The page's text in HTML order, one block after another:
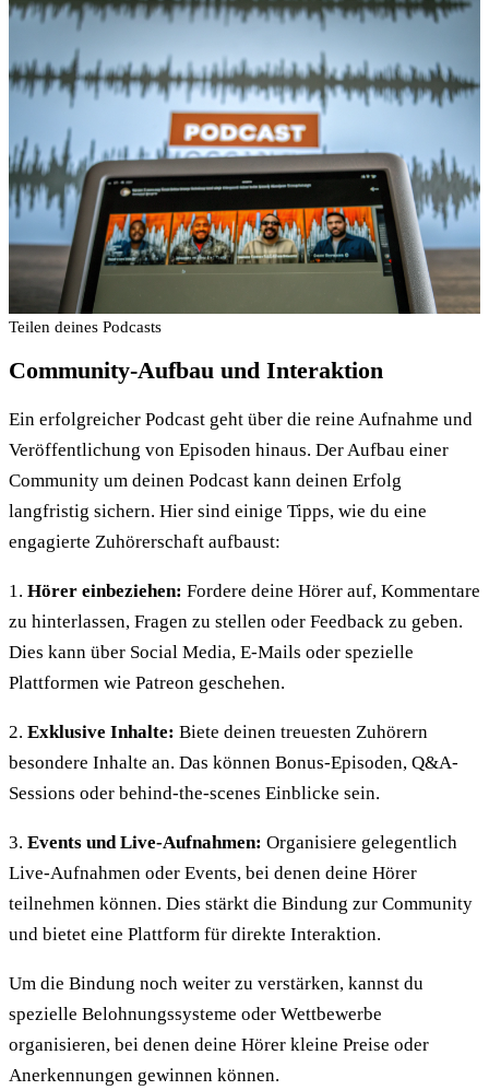
Teilen deines Podcasts
Community-Aufbau und Interaktion
Ein erfolgreicher Podcast geht über die reine Aufnahme und
Veröffentlichung von Episoden hinaus. Der Aufbau einer
Community um deinen Podcast kann deinen Erfolg
langfristig sichern. Hier sind einige Tipps, wie du eine
engagierte Zuhörerschaft aufbaust:
1. Hörer einbeziehen: Fordere deine Hörer auf, Kommentare
zu hinterlassen, Fragen zu stellen oder Feedback zu geben.
Dies kann über Social Media, E-Mails oder spezielle
Plattformen wie Patreon geschehen.
2. Exklusive Inhalte: Biete deinen treuesten Zuhörern
besondere Inhalte an. Das können Bonus-Episoden, Q&A-
Sessions oder behind-the-scenes Einblicke sein.
3. Events und Live-Aufnahmen: Organisiere gelegentlich
Live-Aufnahmen oder Events, bei denen deine Hörer
teilnehmen können. Dies stärkt die Bindung zur Community
und bietet eine Plattform für direkte Interaktion.
Um die Bindung noch weiter zu verstärken, kannst du
spezielle Belohnungssysteme oder Wettbewerbe
organisieren, bei denen deine Hörer kleine Preise oder
Anerkennungen gewinnen können.